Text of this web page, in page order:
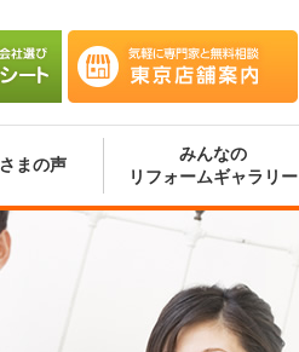
店舗案内
まの声
みんなの
リフォームギャラリー